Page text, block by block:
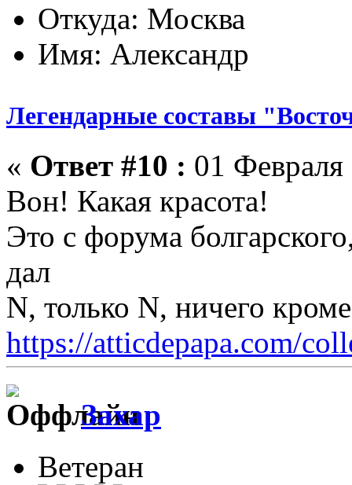
Откуда: Москва
Имя: Александр
Легендарные составы
« Ответ #10 : 01
Вон! Какая красота!
Это с форума
дал
N, только N, ничего
https://atticdepapa.com/
Захар
Ветеран